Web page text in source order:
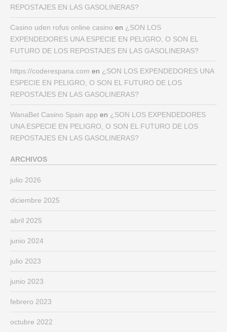
REPOSTAJES EN LAS GASOLINERAS?
Casino uden rofus online casino en ¿SON LOS
EXPENDEDORES UNA ESPECIE EN PELIGRO, O SON EL
FUTURO DE LOS REPOSTAJES EN LAS GASOLINERAS?
https://coderespana.com en ¿SON LOS EXPENDEDORES UNA
ESPECIE EN PELIGRO, O SON EL FUTURO DE LOS
REPOSTAJES EN LAS GASOLINERAS?
WanaBet Casino Spain app en ¿SON LOS EXPENDEDORES
UNA ESPECIE EN PELIGRO, O SON EL FUTURO DE LOS
REPOSTAJES EN LAS GASOLINERAS?
ARCHIVOS
julio 2026
diciembre 2025
abril 2025
junio 2024
julio 2023
junio 2023
febrero 2023
octubre 2022